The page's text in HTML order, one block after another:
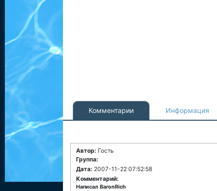
Комментарии Информация
Автор: Гость
Группа:
Дата: 2007-11-22 07:52:58
Комментарий:
Написал BaronRich